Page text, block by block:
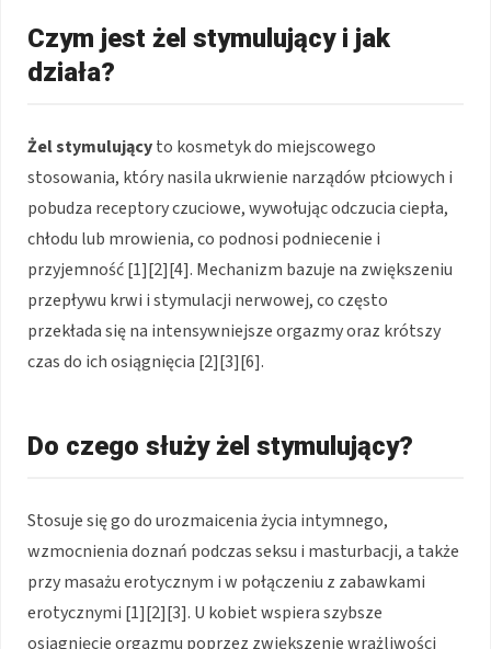
Czym jest żel stymulujący i jak
działa?
Żel stymulującyto kosmetyk do miejscowego
stosowania, który nasila ukrwienie narządów płciowych i
pobudza receptory czuciowe, wywołując odczucia ciepła,
chłodu lub mrowienia, co podnosi podniecenie i
przyjemność [1][2][4]. Mechanizm bazuje na zwiększeniu
przepływu krwi i stymulacji nerwowej, co często
przekłada się na intensywniejsze orgazmy oraz krótszy
czas do ich osiągnięcia [2][3][6].
Do czego służy żel stymulujący?
Stosuje się go do urozmaicenia życia intymnego,
wzmocnienia doznań podczas seksu i masturbacji, a także
przy masażu erotycznym i w połączeniu z zabawkami
erotycznymi [1][2][3]. U kobiet wspiera szybsze
osiągnięcie orgazmu poprzez zwiększenie wrażliwości